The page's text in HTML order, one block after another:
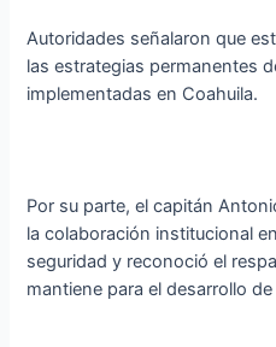
Autoridades señalaron que
las estrategias permanentes
implementadas en Coahuila.
Por su parte, el capitán
la colaboración institucional
seguridad y reconoció el
mantiene para el desarrollo